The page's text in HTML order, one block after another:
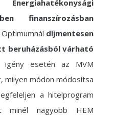
finanszírozásban
díjmentesen
beruházásból várható
igény esetén az MVM
milyen módon módosítsa
a hitelprogram
minél nagyobb HEM